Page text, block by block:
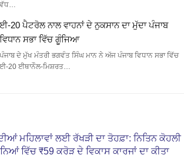
ਵੱਧ…
20 ਪੈਟਰੋਲ ਨਾਲ ਵਾਹਨਾਂ ਦੇ ਨੁਕਸਾਨ ਦਾ ਮੁੱਦਾ ਪੰਜਾਬ
ਵਿਧਾਨ ਸਭਾ ਵਿੱਚ ਗੂੰਜਿਆ
ਪੰਜਾਬ ਦੇ ਮੁੱਖ ਮੰਤਰੀ ਭਗਵੰਤ ਸਿੰਘ ਮਾਨ ਨੇ ਅੱਜ ਪੰਜਾਬ ਵਿਧਾਨ ਸਭਾ ਵਿੱਚ
ਈ-20 ਈਥਾਨੌਲ-ਮਿਸ਼ਰਤ…
ਮਹਿਲਾਵਾਂ ਲਈ ਰੱਖੜੀ ਦਾ ਤੋਹਫ਼ਾ: ਨਿਤਿਨ ਕੋਹਲੀ
ਵਿੱਚ ₹59 ਕਰੋੜ ਦੇ ਵਿਕਾਸ ਕਾਰਜਾਂ ਦਾ ਕੀਤਾ